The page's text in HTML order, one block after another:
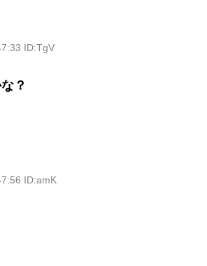
ID:TgV
？
ID:amK